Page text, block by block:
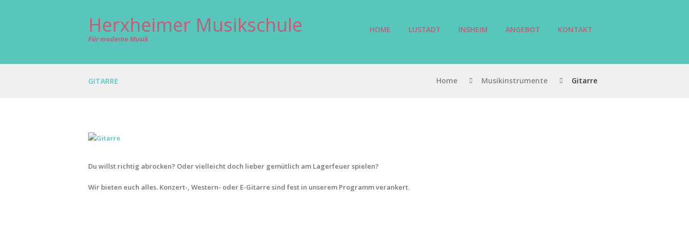
Herxheimer Musikschule
Für moderne Musik
HOME LUSTADT INSHEIM ANGEBOT KONTAKT
GITARRE Home Musikinstrumente Gitarre
Du willst richtig abrocken? Oder vielleicht doch lieber gemütlich am Lagerfeuer spielen?
Wir bieten euch alles. Konzert-, Western- oder E-Gitarre sind fest in unserem Programm verankert.